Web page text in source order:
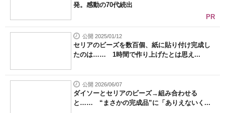
発。感動の70代続出
PR
公開 2025/01/12
セリアのビーズを数百個、紙に貼り付け完成し
たのは…… 1時間で作り上げたとは思え...
公開 2026/06/07
ダイソーとセリアのビーズ→組み合わせる
と…… “まさかの完成品”に「ありえないく...